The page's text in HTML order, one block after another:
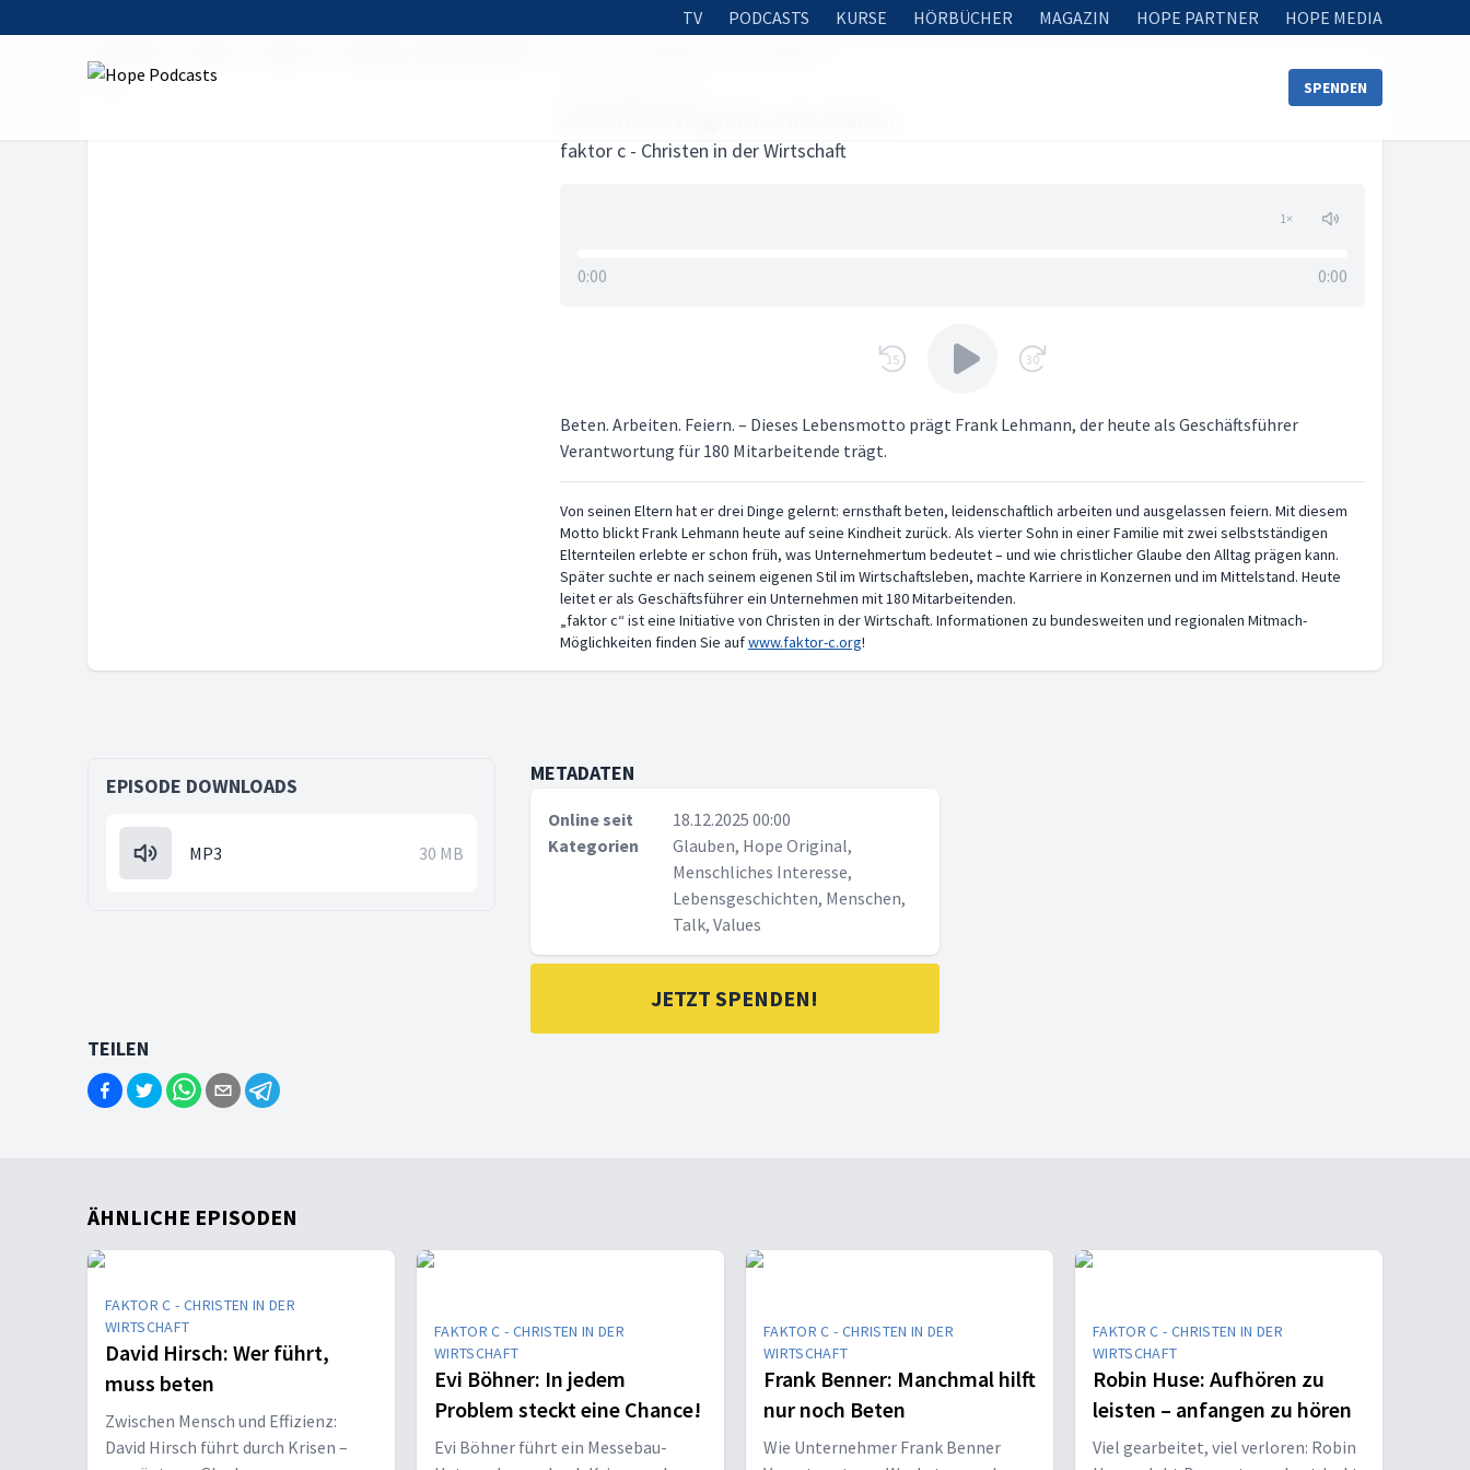
TV PODCASTS KURSE HÖRBÜCHER MAGAZIN HOPE PARTNER HOPE MEDIA
SPENDEN
faktor c - Christen in der Wirtschaft
1×
0:00 0:00
15 30
Beten. Arbeiten. Feiern. – Dieses Lebensmotto prägt Frank Lehmann, der heute als Geschäftsführer
Verantwortung für 180 Mitarbeitende trägt.
Von seinen Eltern hat er drei Dinge gelernt: ernsthaft beten, leidenschaftlich arbeiten und ausgelassen feiern. Mit diesem
Motto blickt Frank Lehmann heute auf seine Kindheit zurück. Als vierter Sohn in einer Familie mit zwei selbstständigen
Elternteilen erlebte er schon früh, was Unternehmertum bedeutet – und wie christlicher Glaube den Alltag prägen kann.
Später suchte er nach seinem eigenen Stil im Wirtschaftsleben, machte Karriere in Konzernen und im Mittelstand. Heute
leitet er als Geschäftsführer ein Unternehmen mit 180 Mitarbeitenden.
„faktor c“ ist eine Initiative von Christen in der Wirtschaft. Informationen zu bundesweiten und regionalen Mitmach-
Möglichkeiten finden Sie aufwww.faktor-c.org!
EPISODE DOWNLOADS
MP3 30 MB
METADATEN
Online seit
18.12.2025 00:00
Kategorien
Glauben, Hope Original,
Menschliches Interesse,
Lebensgeschichten, Menschen,
Talk, Values
JETZT SPENDEN!
TEILEN
ÄHNLICHE EPISODEN
FAKTOR C - CHRISTEN IN DER
WIRTSCHAFT
David Hirsch: Wer führt,
muss beten
Zwischen Mensch und Effizienz:
David Hirsch führt durch Krisen –
FAKTOR C - CHRISTEN IN DER
WIRTSCHAFT
Evi Böhner: In jedem
Problem steckt eine Chance!
Evi Böhner führt ein Messebau-
FAKTOR C - CHRISTEN IN DER
WIRTSCHAFT
Frank Benner: Manchmal hilft
nur noch Beten
Wie Unternehmer Frank Benner
FAKTOR C - CHRISTEN IN DER
WIRTSCHAFT
Robin Huse: Aufhören zu
leisten – anfangen zu hören
Viel gearbeitet, viel verloren: Robin